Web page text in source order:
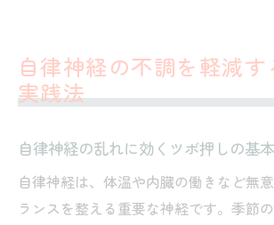
自律神経の不調を軽減す
実践法
自律神経の乱れに効くツボ押しの基
自律神経は、体温や内臓の働きなど無
ランスを整える重要な神経です。季節